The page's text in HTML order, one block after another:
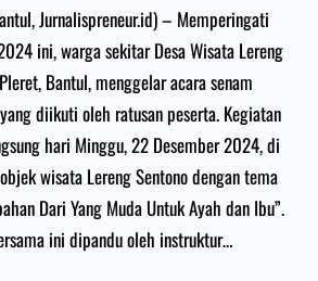
Jurnalispreneur.id) – Memperingati
ini, warga sekitar Desa Wisata Lereng
Bantul, menggelar acara senam
diikuti oleh ratusan peserta. Kegiatan
hari Minggu, 22 Desember 2024, di
wisata Lereng Sentono dengan tema
Dari Yang Muda Untuk Ayah dan Ibu”.
ini dipandu oleh instruktur…